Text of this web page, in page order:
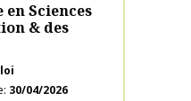
Sciences
& des
30/04/2026